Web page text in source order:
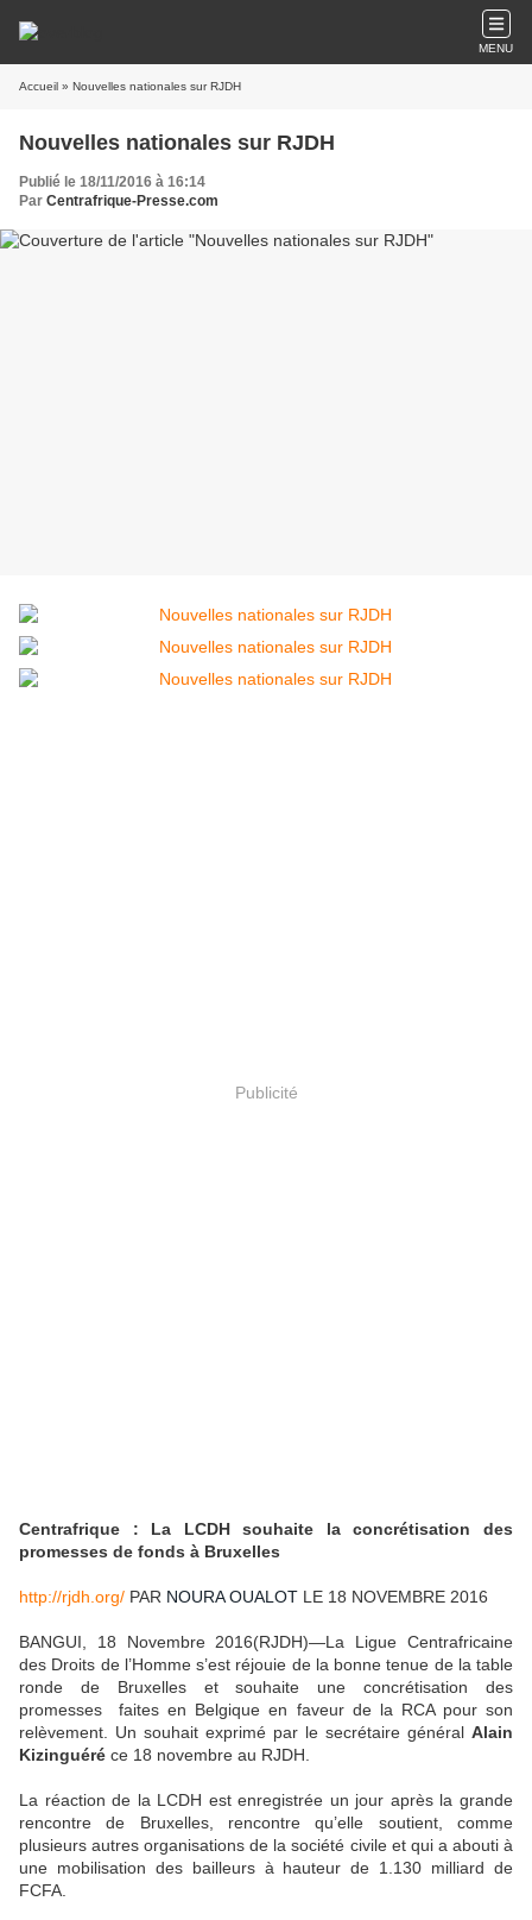
MENU
Accueil » Nouvelles nationales sur RJDH
Nouvelles nationales sur RJDH
Publié le 18/11/2016 à 16:14
Par Centrafrique-Presse.com
Publicité
Centrafrique : La LCDH souhaite la concrétisation des
promesses de fonds à Bruxelles
http://rjdh.org/ PAR NOURA OUALOT LE 18 NOVEMBRE 2016
BANGUI, 18 Novembre 2016(RJDH)—La Ligue Centrafricaine
des Droits de l’Homme s’est réjouie de la bonne tenue de la table
ronde de Bruxelles et souhaite une concrétisation des
promesses faites en Belgique en faveur de la RCA pour son
relèvement. Un souhait exprimé par le secrétaire général Alain
Kizinguéré ce 18 novembre au RJDH.
La réaction de la LCDH est enregistrée un jour après la grande
rencontre de Bruxelles, rencontre qu’elle soutient, comme
plusieurs autres organisations de la société civile et qui a abouti à
une mobilisation des bailleurs à hauteur de 1.130 milliard de
FCFA.